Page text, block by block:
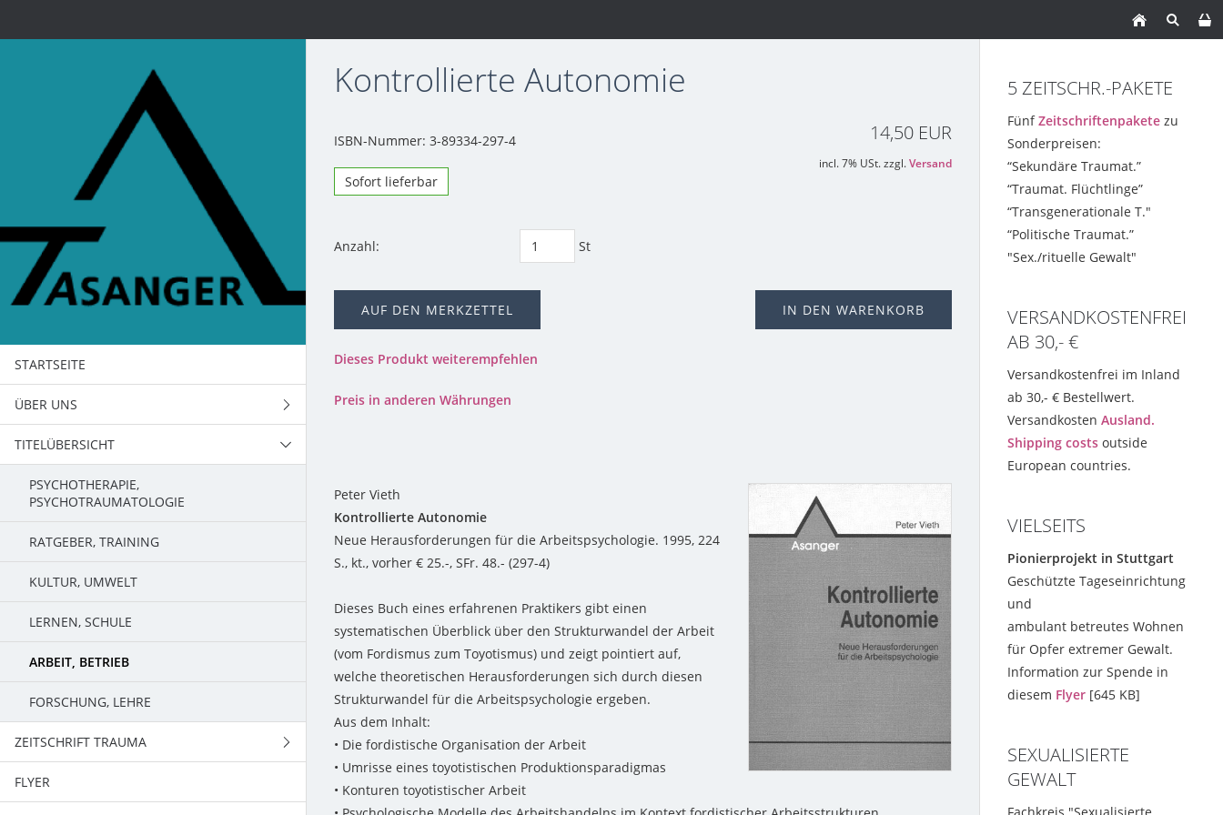
STARTSEITE
ÜBER UNS
TEAM
TITELÜBERSICHT
PSYCHOTHERAPIE,
PSYCHOTRAUMATOLOGIE
RATGEBER, TRAINING
KULTUR, UMWELT
LERNEN, SCHULE
ARBEIT, BETRIEB
FORSCHUNG, LEHRE
ZEITSCHRIFT TRAUMA
PROGRAMM
FLYER
Kontrollierte Autonomie
ISBN-Nummer: 3-89334-297-4
Sofort lieferbar
14,50 EUR
incl. 7% USt. zzgl. Versand
Anzahl: St
IN DEN WARENKORB
AUF DEN MERKZETTEL
Dieses Produkt weiterempfehlen
Preis in anderen Währungen
Peter Vieth
Kontrollierte Autonomie
Neue Herausforderungen für die Arbeitspsychologie. 1995, 224
S., kt., vorher € 25.-, SFr. 48.- (297-4)
Dieses Buch eines erfahrenen Praktikers gibt einen
systematischen Überblick über den Strukturwandel der Arbeit
(vom Fordismus zum Toyotismus) und zeigt pointiert auf,
welche theoretischen Herausforderungen sich durch diesen
Strukturwandel für die Arbeitspsychologie ergeben.
Aus dem Inhalt:
• Die fordistische Organisation der Arbeit
• Umrisse eines toyotistischen Produktionsparadigmas
• Konturen toyotistischer Arbeit
5 ZEITSCHR.-PAKETE
FünfZeitschriftenpakete zu
Sonderpreisen:
“Sekundäre Traumat.”
“Traumat. Flüchtlinge”
“Transgenerationale T."
“Politische Traumat.”
"Sex./rituelle Gewalt"
VERSANDKOSTENFREI
AB 30,- €
Versandkostenfrei im Inland
ab 30,- € Bestellwert.
Versandkosten Ausland.
Shipping costs outside
European countries.
VIELSEITS
Pionierprojekt in Stuttgart
Geschützte Tageseinrichtung
und
ambulant betreutes Wohnen
für Opfer extremer Gewalt.
Information zur Spende in
diesem Flyer [645 KB]
SEXUALISIERTE
GEWALT